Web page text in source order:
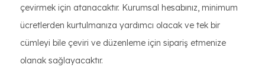
çevirmek için atanacaktır. Kurumsal hesabınız, minimum
ücretlerden kurtulmanıza yardımcı olacak ve tek bir
cümleyi bile çeviri ve düzenleme için sipariş etmenize
olanak sağlayacaktır.